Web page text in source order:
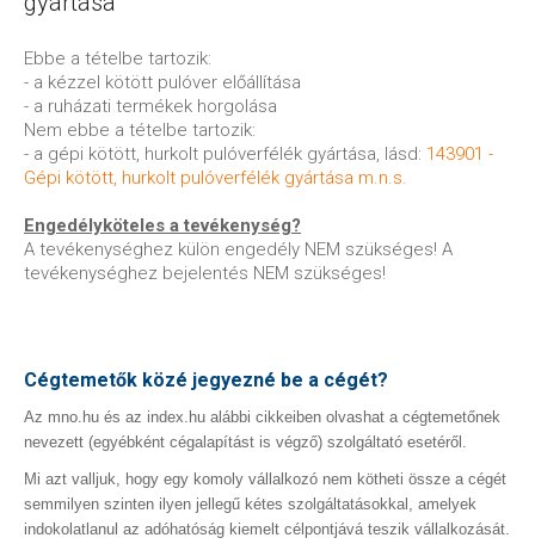
ENGEDÉLYKÖTELES
IRODÁK
Ebbe a tételbe tartozik:
- a kézzel kötött pulóver előállítása
- a ruházati termékek horgolása
Nem ebbe a tételbe tartozik:
- a gépi kötött, hurkolt pulóverfélék gyártása, lásd: 143901 -
Gépi kötött, hurkolt pulóverfélék gyártása m.n.s.
Engedélyköteles a tevékenység?
A tevékenységhez külön engedély NEM szükséges! A
tevékenységhez bejelentés NEM szükséges!
Cégtemetők közé jegyezné be a cégét?
Az mno.hu és az index.hu alábbi cikkeiben olvashat a cégtemetőnek
nevezett (egyébként cégalapítást is végző) szolgáltató esetéről.
Mi azt valljuk, hogy egy komoly vállalkozó nem kötheti össze a cégét
semmilyen szinten ilyen jellegű kétes szolgáltatásokkal, amelyek
indokolatlanul az adóhatóság kiemelt célpontjává teszik vállalkozását.